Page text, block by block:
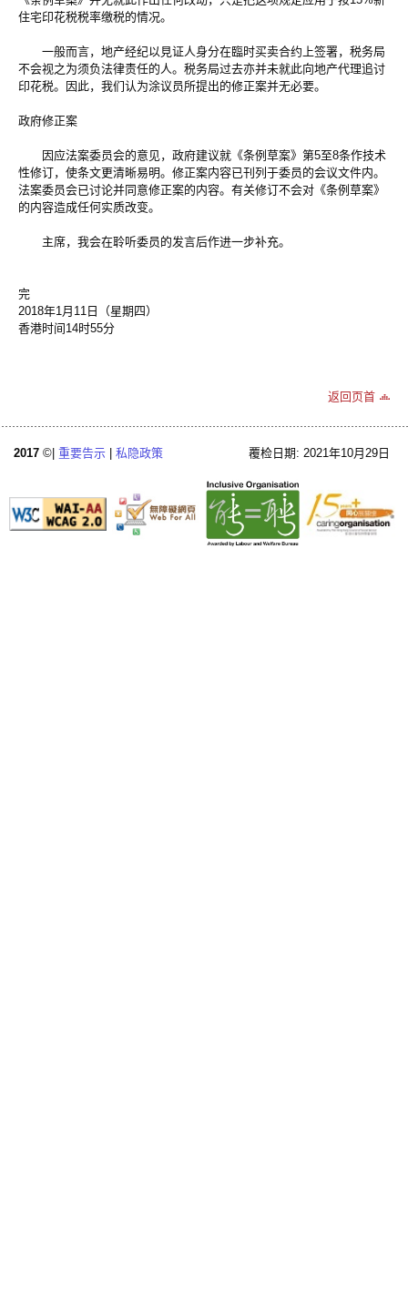
住宅印花税税率缴税的情况。
一般而言，地产经纪以見证人身分在臨时买卖合约上签署，税务局
不会视之为须负法律责任的人。税务局过去亦并未就此向地产代理追讨
印花税。因此，我们认为涂议员所提出的修正案并无必要。
政府修正案
因应法案委员会的意见，政府建议就《条例草案》第5至8条作技术
性修订，使条文更清晰易明。修正案内容已刊列于委员的会议文件内。
法案委员会已讨论并同意修正案的内容。有关修订不会对《条例草案》
的内容造成任何实质改变。
主席，我会在聆听委员的发言后作进一步补充。
完
2018年1月11日（星期四）
香港时间14时55分
返回页首
2017 ©| 重要告示 私隐政策 覆检日期: 2021年10月29日